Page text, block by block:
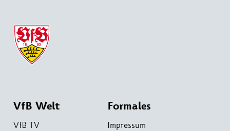
VfB Welt
VfB TV
Formales
Impressum